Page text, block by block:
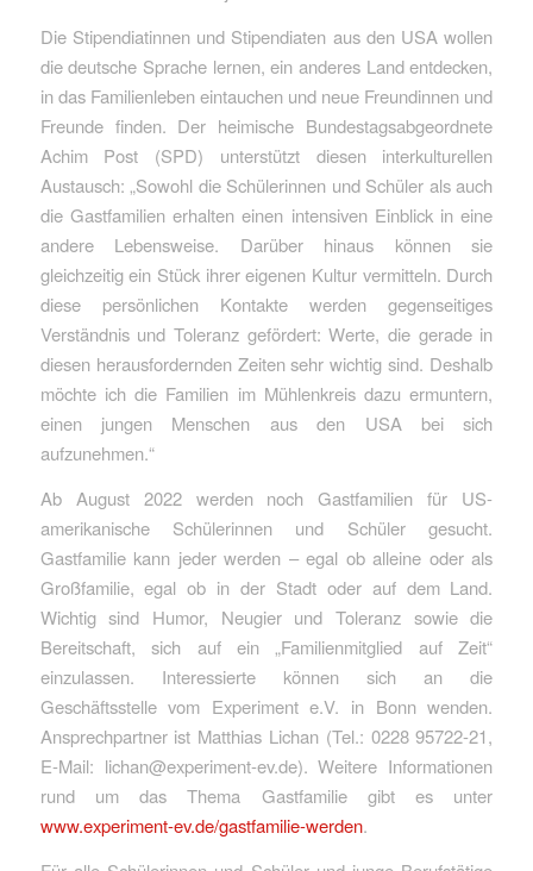
Die Stipendiatinnen und Stipendiaten aus den USA wollen
die deutsche Sprache lernen, ein anderes Land entdecken,
in das Familienleben eintauchen und neue Freundinnen und
Freunde finden. Der heimische Bundestagsabgeordnete
Achim Post (SPD) unterstützt diesen interkulturellen
Austausch: „Sowohl die Schülerinnen und Schüler als auch
die Gastfamilien erhalten einen intensiven Einblick in eine
andere Lebensweise. Darüber hinaus können sie
gleichzeitig ein Stück ihrer eigenen Kultur vermitteln. Durch
diese persönlichen Kontakte werden gegenseitiges
Verständnis und Toleranz gefördert: Werte, die gerade in
diesen herausfordernden Zeiten sehr wichtig sind. Deshalb
möchte ich die Familien im Mühlenkreis dazu ermuntern,
einen jungen Menschen aus den USA bei sich
aufzunehmen.“
Ab August 2022 werden noch Gastfamilien für US-
amerikanische Schülerinnen und Schüler gesucht.
Gastfamilie kann jeder werden – egal ob alleine oder als
Großfamilie, egal ob in der Stadt oder auf dem Land.
Wichtig sind Humor, Neugier und Toleranz sowie die
Bereitschaft, sich auf ein „Familienmitglied auf Zeit“
einzulassen. Interessierte können sich an die
Geschäftsstelle vom Experiment e.V. in Bonn wenden.
Ansprechpartner ist Matthias Lichan (Tel.: 0228 95722-21,
E-Mail: lichan@experiment-ev.de). Weitere Informationen
rund um das Thema Gastfamilie gibt es unter
www.experiment-ev.de/gastfamilie-werden.